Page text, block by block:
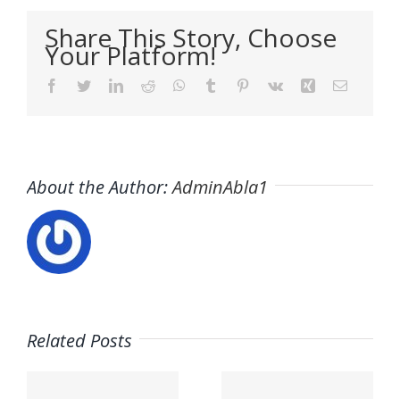
Share This Story, Choose
Your Platform!
Facebook
TwitterLinkedIn
Reddit WhatsApp
Tumblr Pinterest
Vk Xing Email
About the Author:AdminAbla1
Related Posts